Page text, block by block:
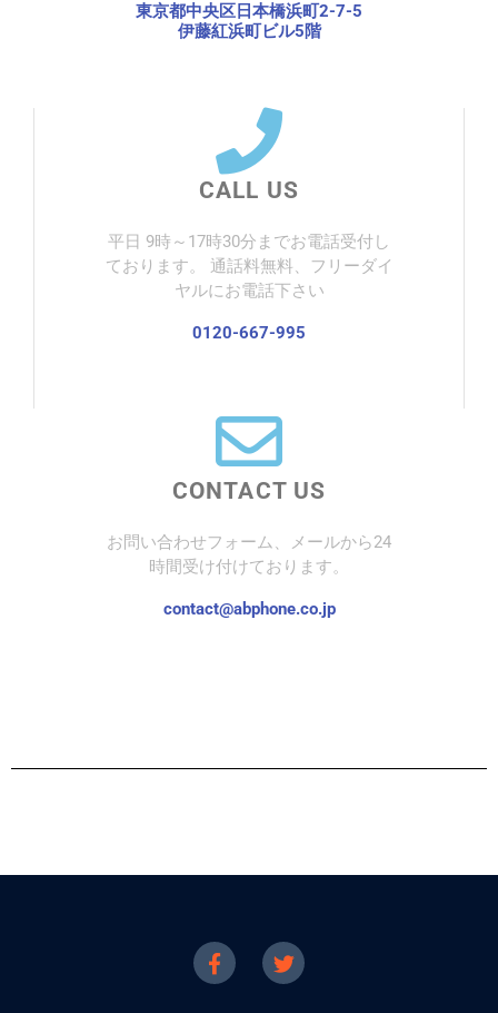
東京都中央区日本橋浜町2-7-5
伊藤紅浜町ビル5階
CALL US
平日 9時～17時30分までお電話受付し
ております。 通話料無料、フリーダイ
ヤルにお電話下さい
0120-667-995
CONTACT US
お問い合わせフォーム、メールから24
時間受け付けております。
contact@abphone.co.jp